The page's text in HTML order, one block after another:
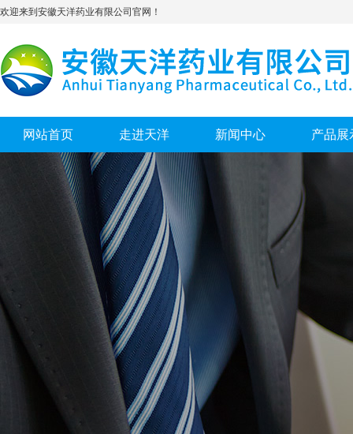
欢迎来到安徽天洋药业有限公司官网！
网站首页 走进天洋 新闻中心 产品展